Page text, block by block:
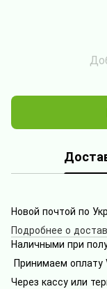
Новой почтой по
Подробнее о
Наличными при
Принимаем оплату
Через кассу или